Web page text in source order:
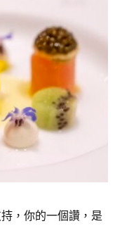
，你的一個讚，是